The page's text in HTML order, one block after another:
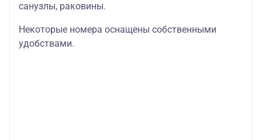
санузлы, раковины.
Некоторые номера оснащены собственными
удобствами.